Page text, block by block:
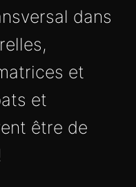
dans
et
et
être de